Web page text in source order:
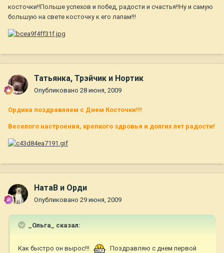
косточки!!Польше успехов и побед, радости и счастья!!Ну и самую
большую на свете косточку к его лапам!!!
Татьянка, Трэйчик и Нортик
Опубликовано 28 июня, 2009
Ордика поздравляем с Днем Косточки!!!
Веселого настроения, крепкого здровья и долгих лет радости!
НатаВ и Орди
Опубликовано 29 июня, 2009
_Ольга_ сказал:
Как быстро он вырос!!!
Поздравляю с днем первой